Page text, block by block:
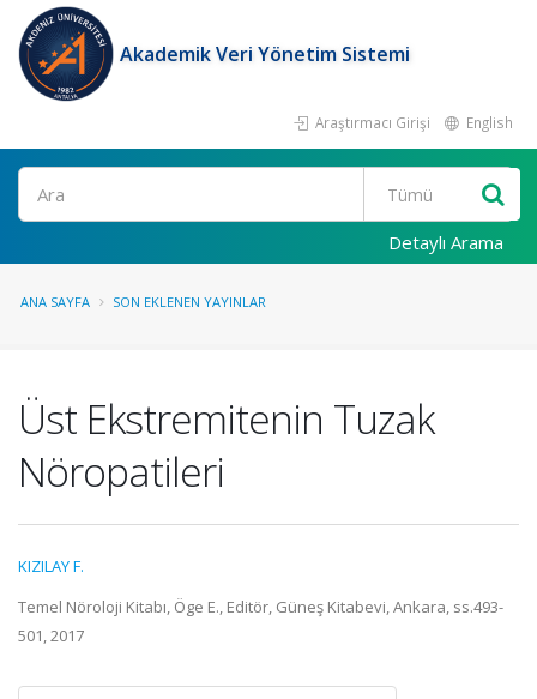
Akademik Veri Yönetim Sistemi
Araştırmacı Girişi English
Ara
Detaylı Arama
ANA SAYFA SON EKLENEN YAYINLAR
Üst Ekstremitenin Tuzak
Nöropatileri
KIZILAY F.
Temel Nöroloji Kitabı, Öge E., Editör, Güneş Kitabevi, Ankara, ss.493-
501, 2017